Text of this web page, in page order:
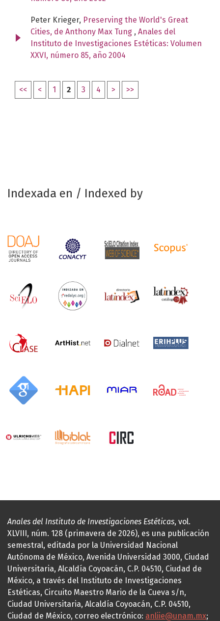
Peter Krieger, Preserving the World's Great
Cities, de Anthony Max Tung , Anales del
Instituto de Investigaciones Estéticas: Volumen
XXVI, número 85, año 2004
<< < 1 2 3 4 > >>
Indexada en / Indexed by
Anales del Instituto de Investigaciones Estéticas, vol.
XLVIII, núm. 128 (primavera de 2026), es una publicación
semestral, editada por la Universidad Nacional
Autónoma de México, Avenida Universidad 3000, Ciudad
Universitaria, Alcaldía Coyoacán, C.P. 04510, Ciudad de
México, a través del Instituto de Investigaciones
Estéticas, Circuito Maestro Mario de la Cueva s/n,
Ciudad Universitaria, Alcaldía Coyoacán, C.P. 04510,
Ciudad de México, correo electrónico: anliie@unam.mx;